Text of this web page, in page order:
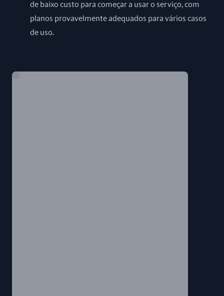
de baixo custo para começar a usar o serviço, com
planos provavelmente adequados para vários casos
de uso.